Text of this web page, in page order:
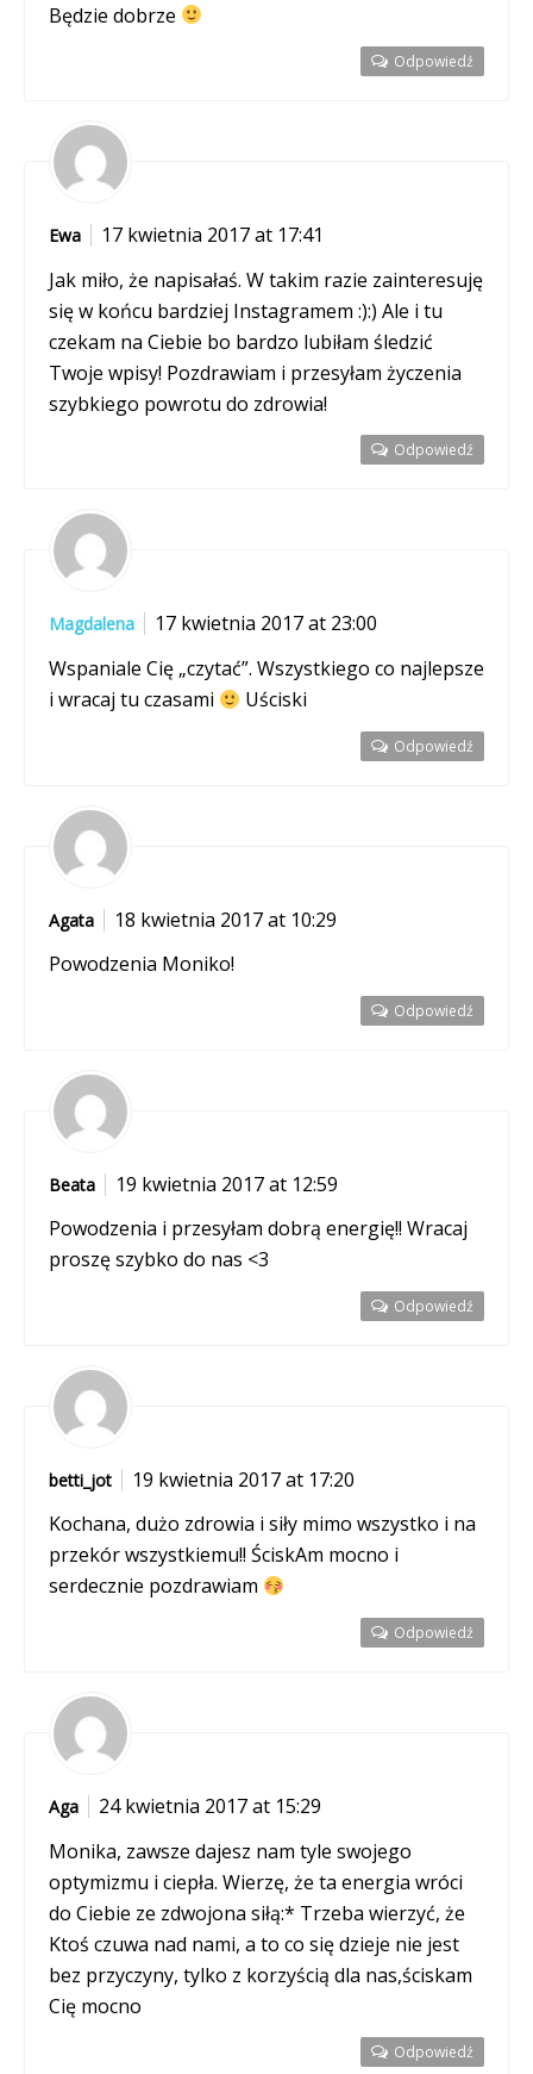
Będzie dobrze
Odpowiedź
Ewa
17 kwietnia 2017 at 17:41
Jak miło, że napisałaś. W takim razie zainteresuję
się w końcu bardziej Instagramem :):) Ale i tu
czekam na Ciebie bo bardzo lubiłam śledzić
Twoje wpisy! Pozdrawiam i przesyłam życzenia
szybkiego powrotu do zdrowia!
Odpowiedź
Magdalena
17 kwietnia 2017 at 23:00
Wspaniale Cię „czytać”. Wszystkiego co najlepsze
i wracaj tu czasami
Uściski
Odpowiedź
Agata
18 kwietnia 2017 at 10:29
Powodzenia Moniko!
Odpowiedź
Beata
19 kwietnia 2017 at 12:59
Powodzenia i przesyłam dobrą energię!! Wracaj
proszę szybko do nas <3
Odpowiedź
betti_jot
19 kwietnia 2017 at 17:20
Kochana, dużo zdrowia i siły mimo wszystko i na
przekór wszystkiemu!! ŚciskAm mocno i
serdecznie pozdrawiam
Odpowiedź
Aga
24 kwietnia 2017 at 15:29
Monika, zawsze dajesz nam tyle swojego
optymizmu i ciepła. Wierzę, że ta energia wróci
do Ciebie ze zdwojona siłą:* Trzeba wierzyć, że
Ktoś czuwa nad nami, a to co się dzieje nie jest
bez przyczyny, tylko z korzyścią dla nas,ściskam
Cię mocno
Odpowiedź